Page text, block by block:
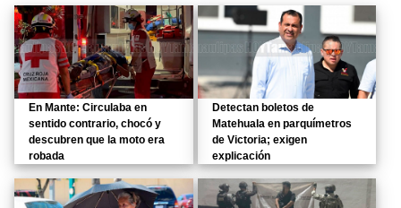
En Mante: Circulaba en
sentido contrario, chocó y
descubren que la moto era
robada
Detectan boletos de
Matehuala en parquímetros
de Victoria; exigen
explicación